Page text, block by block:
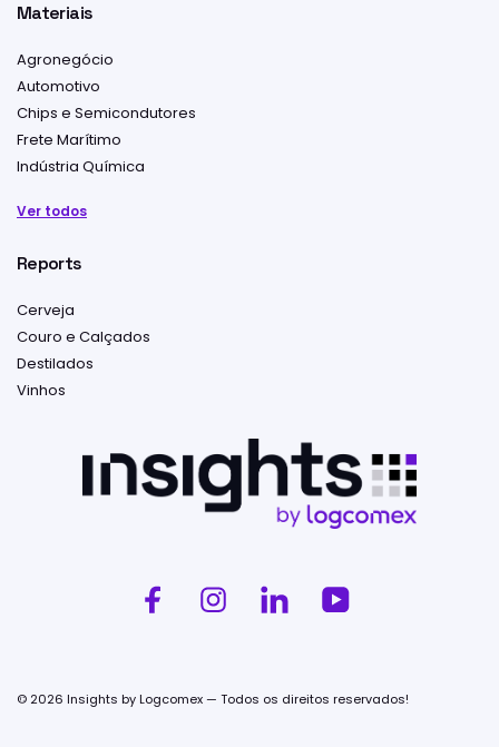
Materiais
Agronegócio
Automotivo
Chips e Semicondutores
Frete Marítimo
Indústria Química
Ver todos
Reports
Cerveja
Couro e Calçados
Destilados
Vinhos
© 2026 Insights by Logcomex — Todos os direitos reservados!